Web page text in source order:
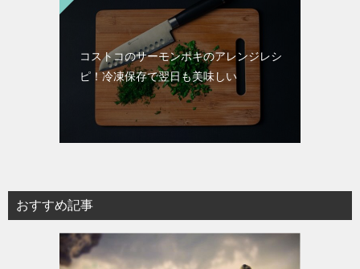
コストコのサーモンポキのアレンジレシ
ピ！冷凍保存で翌日も美味しい
おすすめ記事